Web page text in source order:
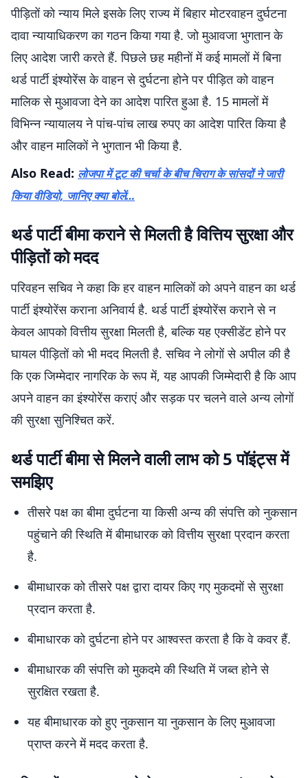
पीड़ितों को न्याय मिले इसके लिए राज्य में बिहार मोटरवाहन दुर्घटना
दावा न्यायाधिकरण का गठन किया गया है. जो मुआवजा भुगतान के
लिए आदेश जारी करते हैं. पिछले छह महीनों में कई मामलों में बिना
थर्ड पार्टी इंश्योरेंस के वाहन से दुर्घटना होने पर पीड़ित को वाहन
मालिक से मुआवजा देने का आदेश पारित हुआ है. 15 मामलों में
विभिन्न न्यायालय ने पांच-पांच लाख रुपए का आदेश पारित किया है
और वाहन मालिकों ने भुगतान भी किया है.
Also Read: लोजपा में टूट की चर्चा के बीच चिराग के सांसदों ने जारी
किया वीडियो, जानिए क्या बोलें…
थर्ड पार्टी बीमा कराने से मिलती है वित्तिय सुरक्षा और
पीड़ितों को मदद
परिवहन सचिव ने कहा कि हर वाहन मालिकों को अपने वाहन का थर्ड
पार्टी इंश्योरेंस कराना अनिवार्य है. थर्ड पार्टी इंश्योरेंस कराने से न
केवल आपको वित्तीय सुरक्षा मिलती है, बल्कि यह एक्सीडेंट होने पर
घायल पीड़ितों को भी मदद मिलती है. सचिव ने लोगों से अपील की है
कि एक जिम्मेदार नागरिक के रूप में, यह आपकी जिम्मेदारी है कि आप
अपने वाहन का इंश्योरेंस कराएं और सड़क पर चलने वाले अन्य लोगों
की सुरक्षा सुनिश्चित करें.
थर्ड पार्टी बीमा से मिलने वाली लाभ को 5 पॉइंट्स में
समझिए
तीसरे पक्ष का बीमा दुर्घटना या किसी अन्य की संपत्ति को नुकसान
पहुंचाने की स्थिति में बीमाधारक को वित्तीय सुरक्षा प्रदान करता
है.
बीमाधारक को तीसरे पक्ष द्वारा दायर किए गए मुकदमों से सुरक्षा
प्रदान करता है.
बीमाधारक को दुर्घटना होने पर आश्वस्त करता है कि वे कवर हैं.
बीमाधारक की संपत्ति को मुकदमे की स्थिति में जब्त होने से
सुरक्षित रखता है.
यह बीमाधारक को हुए नुकसान या नुकसान के लिए मुआवजा
प्राप्त करने में मदद करता है.